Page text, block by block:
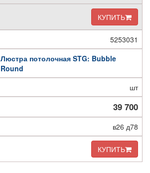
КУПИТЬ
5253031
Люстра потолочная STG: Bubble
Round
шт
39 700
в26 д78
КУПИТЬ